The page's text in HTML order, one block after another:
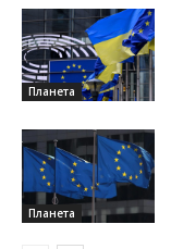
Планета
Планета